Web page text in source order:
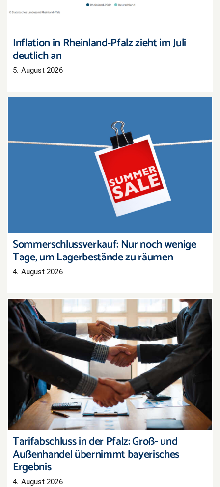
Inflation in Rheinland-Pfalz zieht im Juli
deutlich an
5. August 2026
Sommerschlussverkauf: Nur noch wenige Tage,
um Lagerbestände zu räumen
Sommerschlussverkauf: Nur noch wenige
Tage, um Lagerbestände zu räumen
4. August 2026
Tarifabschluss in der Pfalz: Groß- und
Außenhandel übernimmt bayerisches Ergebnis
Tarifabschluss in der Pfalz: Groß- und
Außenhandel übernimmt bayerisches
Ergebnis
4. August 2026